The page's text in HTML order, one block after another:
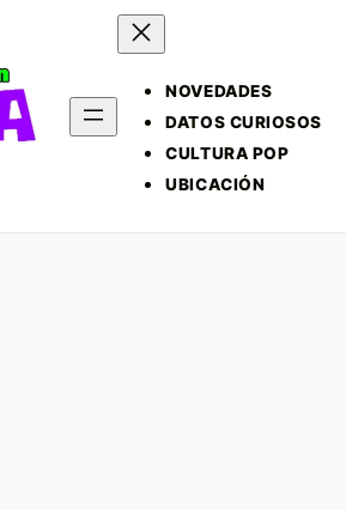
NOVEDADES
DATOS CURIOSOS
CULTURA POP
UBICACIÓN